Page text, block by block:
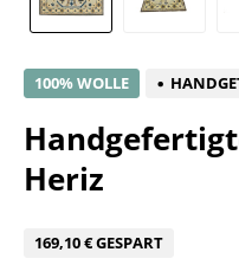
100% WOLLE
Heriz
169,10 € GESPART